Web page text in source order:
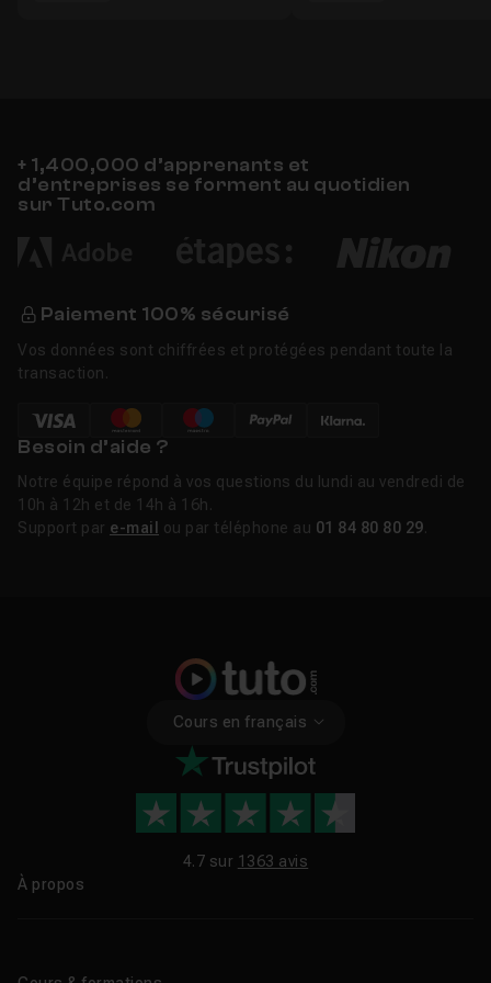
+ 1,400,000 d’apprenants et
d’entreprises se forment au quotidien
sur Tuto.com
Paiement 100% sécurisé
Vos données sont chiffrées et protégées pendant toute la
transaction.
Besoin d’aide ?
Notre équipe répond à vos questions du lundi au vendredi de
10h à 12h et de 14h à 16h.
Support par e-mail ou par téléphone au 01 84 80 80 29
Cours en français
4.7 sur 1363 avis
À propos